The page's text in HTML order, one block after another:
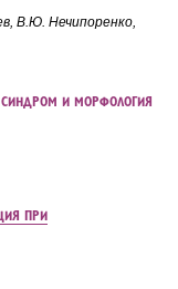
В.Ю. Нечипоренко,
СИНДРОМ И МОРФОЛОГИЯ
ПРИ